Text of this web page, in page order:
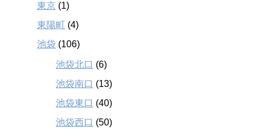
東京 (1)
東陽町 (4)
池袋 (106)
池袋北口 (6)
池袋南口 (13)
池袋東口 (40)
池袋西口 (50)